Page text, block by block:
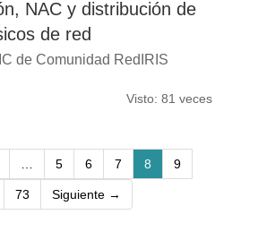
NAC y distribución de
de red
de Comunidad RedIRIS
Visto: 81 veces
5 6 7 8 (current)
9
73 Siguiente →